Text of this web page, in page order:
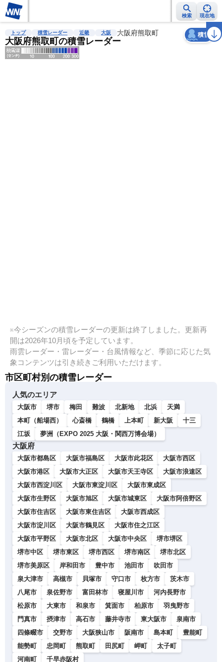
検索 現在地
雨雲レーダー 台風情報 地震情報 警報・注意報 2週間天気 ラ
トップ 積雪レーダー 近畿 大阪 大阪府熊取町
大阪府熊取町の積雪レーダー
積雪
天気 台風
※今シーズンの積雪レーダーの更新は終了しました。更新再
開は2026年10月頃を予定しています。
雨雲レーダー・雷レーダー・台風情報など、季節に応じた気
象コンテンツは引き続きご利用いただけます。
市区町村別の積雪レーダー
人気のエリア
大阪市 堺市 梅田 難波 北新地 北浜
天満
本町（船場西）
心斎橋 鶴橋 上本町 新大阪
十三
江坂
夢洲（EXPO 2025 大阪・関西万博会場）
大阪府
大阪市都島区 大阪市福島区 大阪市此花区
大阪市西区
大阪市港区
大阪市大正区 大阪市天王寺区
大阪市浪速区
大阪市西淀川区
大阪市東淀川区
大阪市東成区
大阪市生野区
大阪市旭区 大阪市城東区
大阪市阿倍野区
大阪市住吉区
大阪市東住吉区
大阪市西成区
大阪市淀川区
大阪市鶴見区
大阪市住之江区
大阪市平野区
大阪市北区 大阪市中央区
堺市堺区
堺市中区
堺市東区 堺市西区 堺市南区
堺市北区
堺市美原区
岸和田市 豊中市 池田市
吹田市
泉大津市
高槻市 貝塚市 守口市 枚方市
茨木市
八尾市
泉佐野市 富田林市 寝屋川市
河内長野市
松原市
大東市 和泉市 箕面市 柏原市
羽曳野市
門真市
摂津市 高石市 藤井寺市 東大阪市
泉南市
四條畷市
交野市 大阪狭山市 阪南市 島本町
豊能町
能勢町
忠岡町 熊取町 田尻町 岬町
太子町
河南町
千早赤阪村